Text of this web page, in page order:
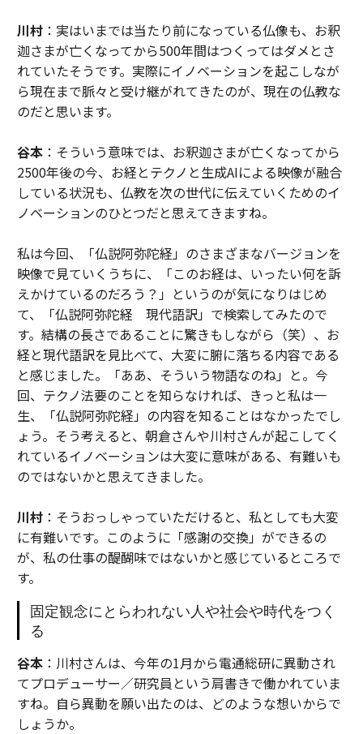
川村：実はいまでは当たり前になっている仏像も、お釈
迦さまが亡くなってから500年間はつくってはダメとさ
れていたそうです。実際にイノベーションを起こしなが
ら現在まで脈々と受け継がれてきたのが、現在の仏教な
のだと思います。
谷本：そういう意味では、お釈迦さまが亡くなってから
2500年後の今、お経とテクノと生成AIによる映像が融合
している状況も、仏教を次の世代に伝えていくためのイ
ノベーションのひとつだと思えてきますね。
私は今回、「仏説阿弥陀経」のさまざまなバージョンを
映像で見ていくうちに、「このお経は、いったい何を訴
えかけているのだろう？」というのが気になりはじめ
て、「仏説阿弥陀経 現代語訳」で検索してみたので
す。結構の長さであることに驚きもしながら（笑）、お
経と現代語訳を見比べて、大変に腑に落ちる内容である
と感じました。「ああ、そういう物語なのね」と。今
回、テクノ法要のことを知らなければ、きっと私は一
生、「仏説阿弥陀経」の内容を知ることはなかったでし
ょう。そう考えると、朝倉さんや川村さんが起こしてく
れているイノベーションは大変に意味がある、有難いも
のではないかと思えてきました。
川村：そうおっしゃっていただけると、私としても大変
に有難いです。このように「感謝の交換」ができるの
が、私の仕事の醍醐味ではないかと感じているところで
す。
固定観念にとらわれない人や社会や時代をつく
る
谷本：川村さんは、今年の1月から電通総研に異動され
てプロデューサー／研究員という肩書きで働かれていま
すね。自ら異動を願い出たのは、どのような想いからで
しょうか。